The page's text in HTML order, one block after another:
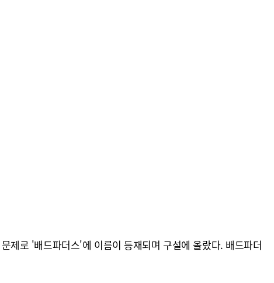
제로 '배드파더스'에 이름이 등재되며 구설에 올랐다. 배드파더